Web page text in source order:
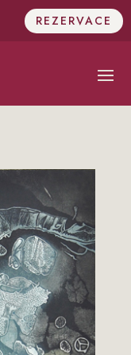
REZERVACE